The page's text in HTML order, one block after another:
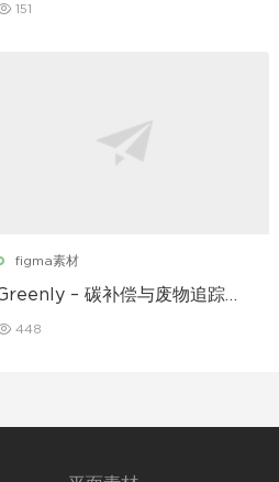
151
figma素材
– 碳补偿与废物追踪移
448